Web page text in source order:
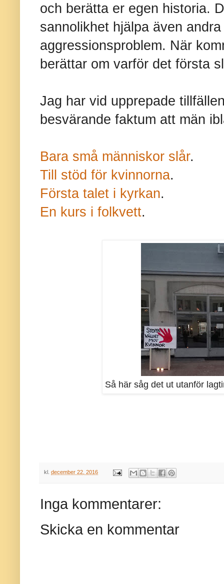
och berätta er egen historia.
sannolikhet hjälpa även
aggressionsproblem. När
berättar om varför det första
Jag har vid upprepade
besvärande faktum att män
Bara små människor slår.
Till stöd för kvinnorna.
Första talet i kyrkan.
En kurs i folkvett.
Så här såg det ut utanför
kl. december 22, 2016
Inga kommentarer:
Skicka en kommentar